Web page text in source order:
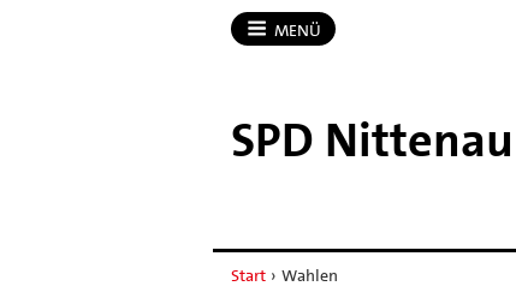
MENÜ
SPD Nittenau
Start › Wahlen